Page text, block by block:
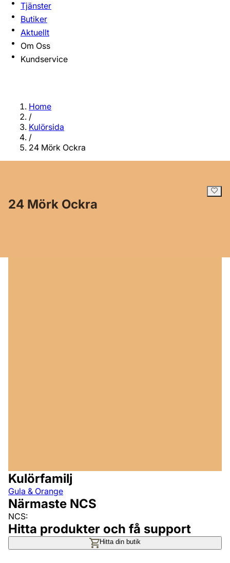
Tjänster
Butiker
Aktuellt
Om Oss
Kundservice
Home
/
Kulörsida
/
24 Mörk Ockra
24 Mörk Ockra
Kulörfamilj
Gula & Orange
Närmaste NCS
NCS:
Hitta produkter och få support
Hitta din butik